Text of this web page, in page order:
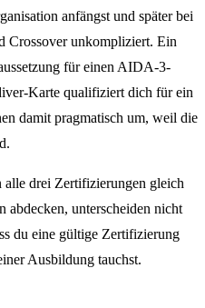
anfängst und später bei
Crossover unkompliziert. Ein
für einen AIDA-3-
Karte qualifiziert dich für ein
damit pragmatisch um, weil die
alle drei Zertifizierungen gleich
abdecken, unterscheiden nicht
du eine gültige Zertifizierung
Ausbildung tauchst.